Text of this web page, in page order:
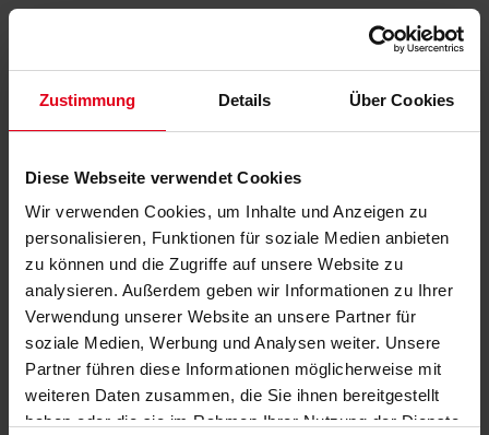
Zustimmung Details Über Cookies
Diese Webseite verwendet Cookies
Wir verwenden Cookies, um Inhalte und Anzeigen zu
personalisieren, Funktionen für soziale Medien anbieten
zu können und die Zugriffe auf unsere Website zu
analysieren. Außerdem geben wir Informationen zu Ihrer
Verwendung unserer Website an unsere Partner für
soziale Medien, Werbung und Analysen weiter. Unsere
Partner führen diese Informationen möglicherweise mit
weiteren Daten zusammen, die Sie ihnen bereitgestellt
haben oder die sie im Rahmen Ihrer Nutzung der Dienste